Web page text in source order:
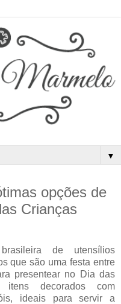
▼
opções de
Crianças
de utensílios
que são uma festa entre
presentear no Dia das
decorados com
ideais para servir a